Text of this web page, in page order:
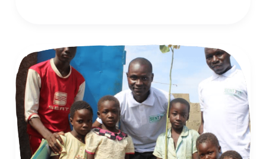
Témoignage
de
l’ONG
Sentinelle
de
la
nature